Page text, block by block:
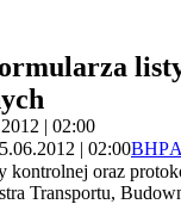
| 02:00
| 02:00BHP
kontrolnej oraz
Transportu,